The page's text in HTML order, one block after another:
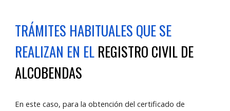
TRÁMITES HABITUALES QUE SE
REALIZAN EN EL REGISTRO CIVIL DE
ALCOBENDAS
En este caso, para la obtención del certificado de